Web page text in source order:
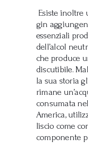
Esiste inoltre
gin
essenziali
dell’alcol
che produce
discutibile.
la sua storia
rimane
consumata
America,
liscio come
componente